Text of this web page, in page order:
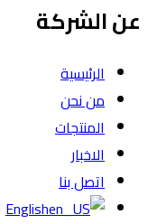
عن الشركة
الرئيسية
من نحن
المنتجات
الاخبار
اتصل بنا
English